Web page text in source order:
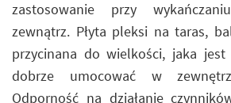
zastosowanie przy
zewnątrz. Płyta pleksi na taras,
przycinana do wielkości, jaka
dobrze umocować w
Odporność na działanie